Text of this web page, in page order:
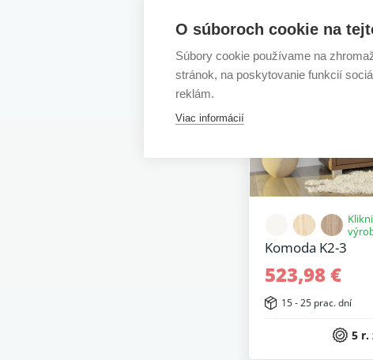
Komoda K2-3
523,98 €
15 - 25 prac. dní
5 r.
O súboroch cookie na
Súbory cookie používame na
stránok, na poskytovanie funkcií
reklám.
Viac informácií